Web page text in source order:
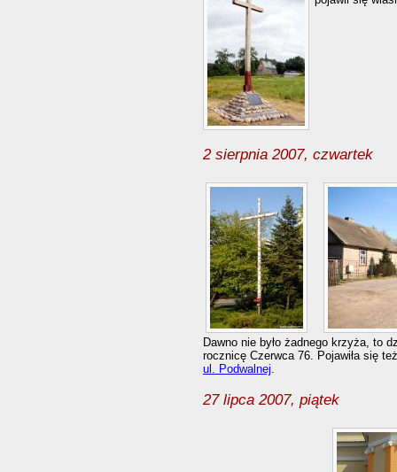
2 sierpnia 2007, czwartek
Dawno nie było żadnego krzyża, to
rocznicę Czerwca 76. Pojawiła się
ul. Podwalnej.
27 lipca 2007, piątek